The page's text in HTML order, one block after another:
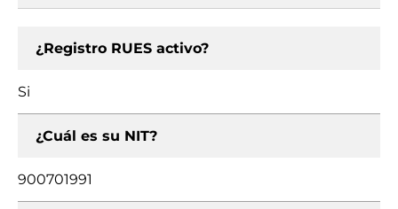
¿Registro RUES activo?
Si
¿Cuál es su NIT?
900701991